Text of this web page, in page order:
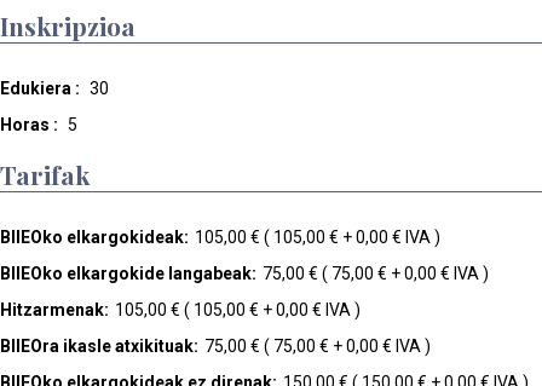
Inskripzioa
Edukiera : 30
Horas : 5
Tarifak
BIIEOko elkargokideak: 105,00 € ( 105,00 € + 0,00 € IVA )
BIIEOko elkargokide langabeak: 75,00 € ( 75,00 € + 0,00 € IVA )
Hitzarmenak: 105,00 € ( 105,00 € + 0,00 € IVA )
BIIEOra ikasle atxikituak: 75,00 € ( 75,00 € + 0,00 € IVA )